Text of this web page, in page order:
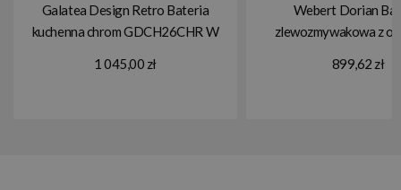
Galatea Design Retro Bateria
kuchenna chrom GDCH26CHR W
1 045,00 zł
Webert Dorian
zlewozmywakowa z
899,62 zł